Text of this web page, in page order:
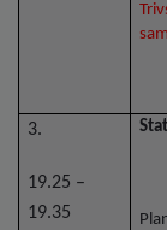
3.
19.25 –
19.35